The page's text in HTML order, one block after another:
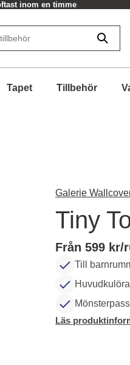
inom en timme
Tapet Tillbehör
Galerie
Tiny
Från 599 kr/
Till
Läs